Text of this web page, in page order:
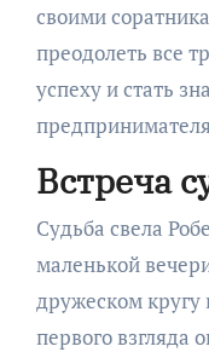
своими
преодолеть все
успеху и стать
Встреча
Судьба свела
маленькой
дружеском кругу
первого взгляда